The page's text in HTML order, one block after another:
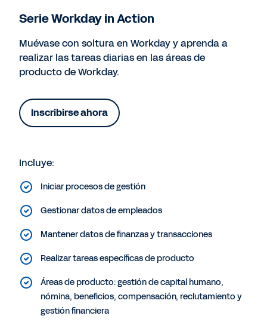
Serie Workday in Action
Muévase con soltura en Workday y aprenda a
realizar las tareas diarias en las áreas de
producto de Workday.
Inscribirse ahora
Incluye:
Iniciar procesos de gestión
Gestionar datos de empleados
Mantener datos de finanzas y transacciones
Realizar tareas específicas de producto
Áreas de producto: gestión de capital humano,
nómina, beneficios, compensación, reclutamiento y
gestión financiera